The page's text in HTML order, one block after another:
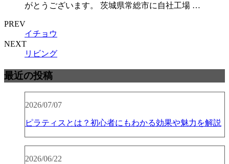
がとうございます。 茨城県常総市に自社工場 …
PREV
イチョウ
NEXT
リビング
最近の投稿
2026/07/07
ピラティスとは？初心者にもわかる効果や魅力を解説
2026/06/22